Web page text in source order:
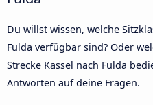
Du willst wissen, welche
Fulda verfügbar sind? Oder
Strecke Kassel nach Fulda
Antworten auf deine Fragen.